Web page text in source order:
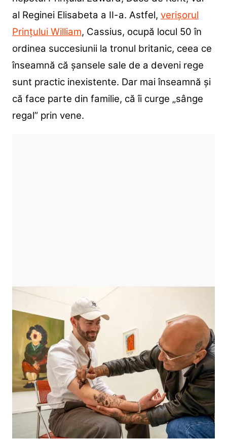
al Reginei Elisabeta a II-a. Astfel, verișorul
Prințului William, Cassius, ocupă locul 50 în
ordinea succesiunii la tronul britanic, ceea ce
înseamnă că șansele sale de a deveni rege
sunt practic inexistente. Dar mai înseamnă și
că face parte din familie, că îi curge „sânge
regal” prin vene.